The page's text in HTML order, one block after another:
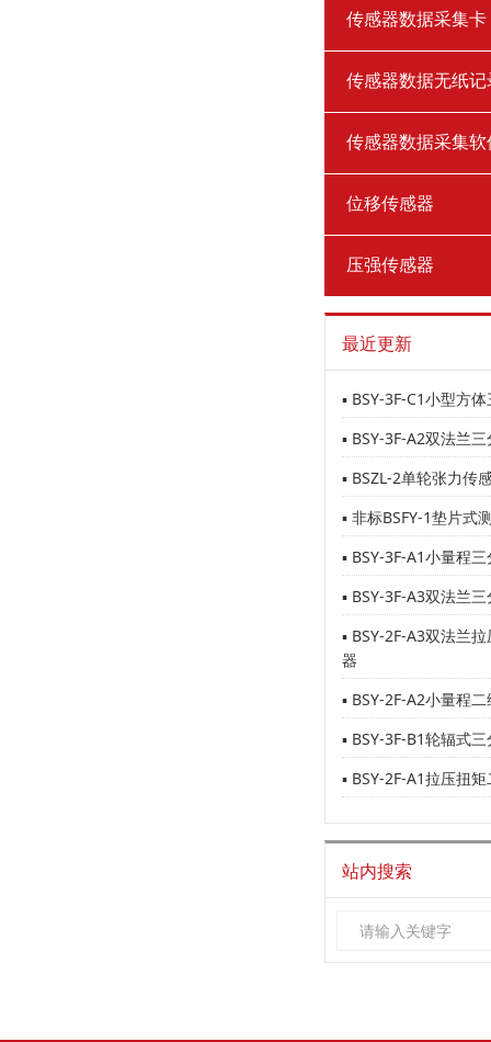
传感器数据采集卡
传感器数据无纸
传感器数据采集软
位移传感器
压强传感器
最近更新
▪ BSY-3F-C1小型方
▪ BSY-3F-A2双法兰
▪ BSZL-2单轮张力传
▪ 非标BSFY-1垫片式
▪ BSY-3F-A1小量程
▪ BSY-3F-A3双法兰
▪ BSY-2F-A3双法兰
器
▪ BSY-2F-A2小量程
▪ BSY-3F-B1轮辐式
▪ BSY-2F-A1拉压扭
站内搜索